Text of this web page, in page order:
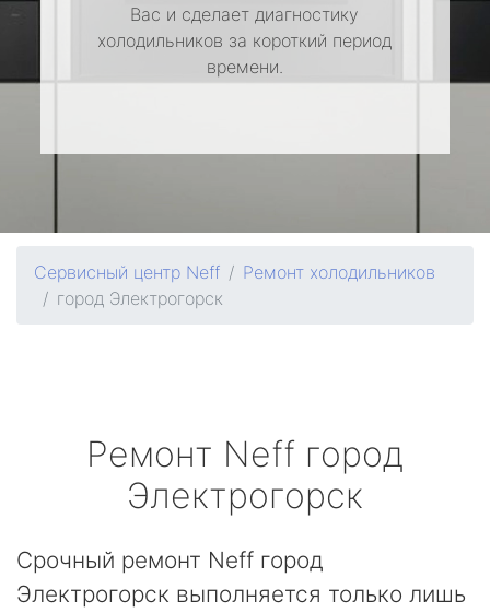
Вас и сделает диагностику
холодильников за короткий период
времени.
Сервисный центр Neff
Ремонт холодильников
город Электрогорск
Ремонт Neff город
Электрогорск
Срочный ремонт Neff город
Электрогорск выполняется только лишь